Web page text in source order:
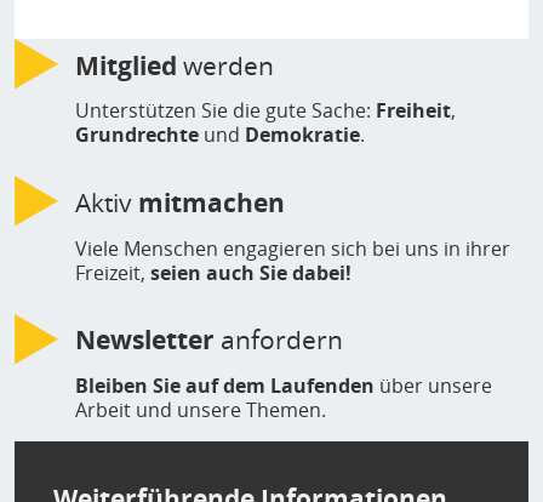
Mitglied werden
Unterstützen Sie die gute Sache: Freiheit,
Grundrechte und Demokratie.
Aktiv mitmachen
Viele Menschen engagieren sich bei uns in ihrer
Freizeit, seien auch Sie dabei!
Newsletter anfordern
Bleiben Sie auf dem Laufenden über unsere
Arbeit und unsere Themen.